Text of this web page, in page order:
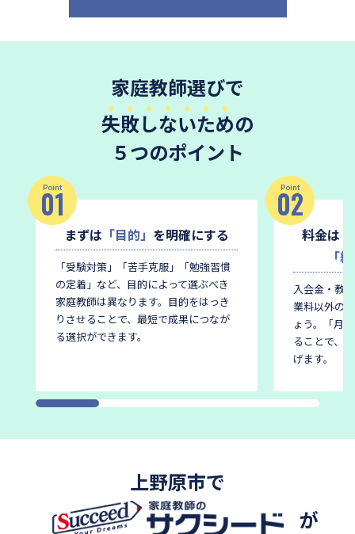
家庭教師選びで
失敗しないための
５つのポイント
Point
01
まずは 「目的」 を明確にする
「受験対策」「苦手克服」「勉強習慣
の定着」など、目的によって選ぶべき
家庭教師は異なります。 目的をはっき
りさせることで、最短で成果につなが
る選択ができます。
Point
02
料金は
「
入会金・教
業料以外の
ょう。
「月
ることで、
げます。
上野原市で
が